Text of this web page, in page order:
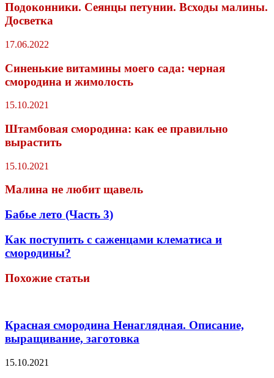
Подоконники. Сеянцы петунии. Всходы малины.
Досветка
17.06.2022
Синенькие витамины моего сада: черная
смородина и жимолость
15.10.2021
Штамбовая смородина: как ее правильно
вырастить
15.10.2021
Малина не любит щавель
Бабье лето (Часть 3)
Как поступить с саженцами клематиса и
смородины?
Похожие статьи
Красная смородина Ненаглядная. Описание,
выращивание, заготовка
15.10.2021